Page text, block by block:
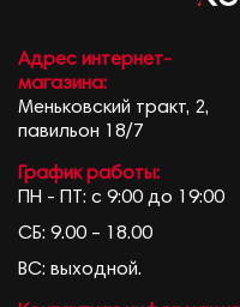
Адрес интернет-
магазина:
Меньковский тракт, 2,
павильон 18/7
График работы:
ПН - ПТ: с 9:00 до 19:00
СБ: 9.00 – 18.00
ВС: выходной.